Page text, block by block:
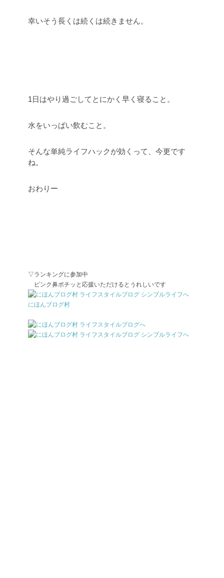
幸いそう長くは続くは続きません。
1日はやり過ごしてとにかく早く寝ること。
水をいっぱい飲むこと。
そんな単純ライフハックが効くって、今更です
ね。
おわりー
▽ランキングに参加中
ピンク鼻ポチッと応援いただけるとうれしいです
にほんブログ村